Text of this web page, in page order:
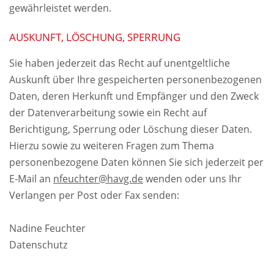
gewährleistet werden.
AUSKUNFT, LÖSCHUNG, SPERRUNG
Sie haben jederzeit das Recht auf unentgeltliche
Auskunft über Ihre gespeicherten personenbezogenen
Daten, deren Herkunft und Empfänger und den Zweck
der Datenverarbeitung sowie ein Recht auf
Berichtigung, Sperrung oder Löschung dieser Daten.
Hierzu sowie zu weiteren Fragen zum Thema
personenbezogene Daten können Sie sich jederzeit per
E-Mail an nfeuchter@havg.de wenden oder uns Ihr
Verlangen per Post oder Fax senden:
Nadine Feuchter
Datenschutz